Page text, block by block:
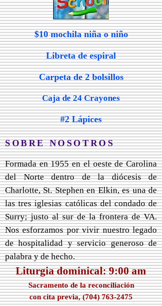
$10 mochila niña o niño
Libreta de espiral
Carpeta de 2 bolsillos
Caja de 24 Crayones
#2 Lápices
SOBRE NOSOTROS
Formada en 1955 en el oeste de Carolina
del Norte dentro de la diócesis de
Charlotte, St. Stephen en Elkin, es una de
las tres iglesias católicas del condado de
Surry; justo al sur de la frontera de VA.
Nos esforzamos por vivir nuestro legado
de hospitalidad y servicio generoso de
palabra y de hecho.
Liturgia dominical: 9:00 am
Sacramento de la reconciliación
con cita previa, (704) 763-2475